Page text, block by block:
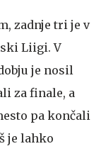
zadnje tri je v
Liigi. V
je nosil
za finale, a
pa končali
je lahko